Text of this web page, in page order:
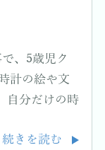
、5歳児ク
計の絵や文
自分だけの時
続きを読む